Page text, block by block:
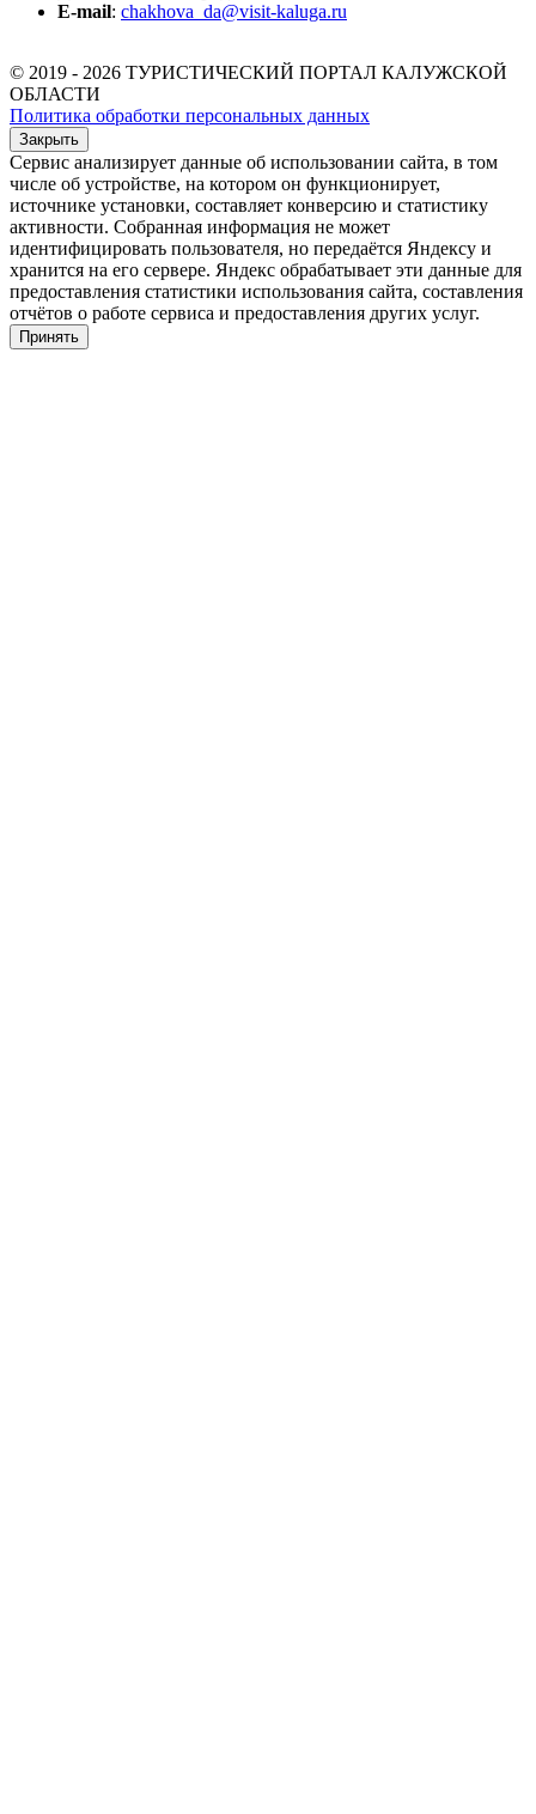
E-mail: chakhova_da@visit-kaluga.ru
© 2019 - 2026 ТУРИСТИЧЕСКИЙ ПОРТАЛ КАЛУЖСКОЙ
ОБЛАСТИ
Политика обработки персональных данных
Закрыть
Сервис анализирует данные об использовании сайта, в том
числе об устройстве, на котором он функционирует,
источнике установки, составляет конверсию и статистику
активности. Собранная информация не может
идентифицировать пользователя, но передаётся Яндексу и
хранится на его сервере. Яндекс обрабатывает эти данные для
предоставления статистики использования сайта, составления
отчётов о работе сервиса и предоставления других услуг.
Принять